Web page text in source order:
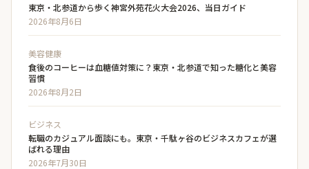
東京・北参道から歩く神宮外苑花火大会2026、当日ガイド
2026年8月6日
美容健康
食後のコーヒーは血糖値対策に？東京・北参道で知った糖化と美容
習慣
2026年8月2日
ビジネス
転職のカジュアル面談にも。東京・千駄ヶ谷のビジネスカフェが選
ばれる理由
2026年7月30日